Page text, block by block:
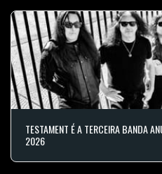
TESTAMENT É A TERCEIRA BANDA
2026